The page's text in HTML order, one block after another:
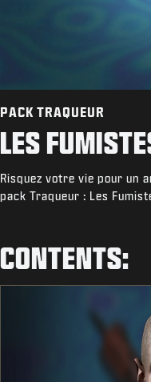
PACK TRAQUEUR
LES
Risquez votre vie pour un
pack Traqueur : Les
CONTENTS: